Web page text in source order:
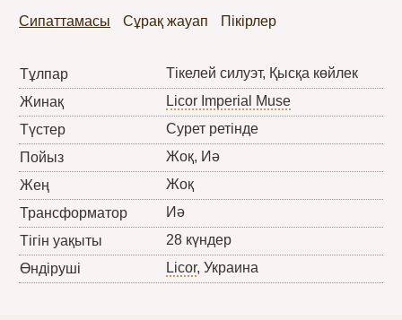
Сипаттамасы Сұрақ жауап Пікірлер
Тұлпар
Тікелей силуэт, Қысқа көйлек
Жинақ
Licor Imperial Muse
Түстер
Сурет ретінде
Пойыз
Жоқ, Иә
Жең
Жоқ
Трансформатор
Иә
Тігін уақыты
28 күндер
Өндіруші
Licor, Украина